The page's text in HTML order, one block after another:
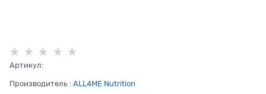
Артикул:
Производитель : ALL4ME Nutrition